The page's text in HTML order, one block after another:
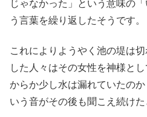
じゃなかった」という意味の
う言葉を繰り返したそうです。
これによりようやく池の堤は
した人々はその女性を神様と
からか少し水は漏れていたの
いう音がその後も聞こえ続けた